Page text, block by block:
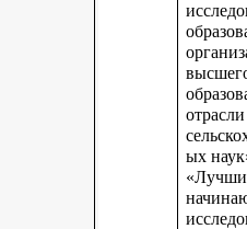
отрасли
ых